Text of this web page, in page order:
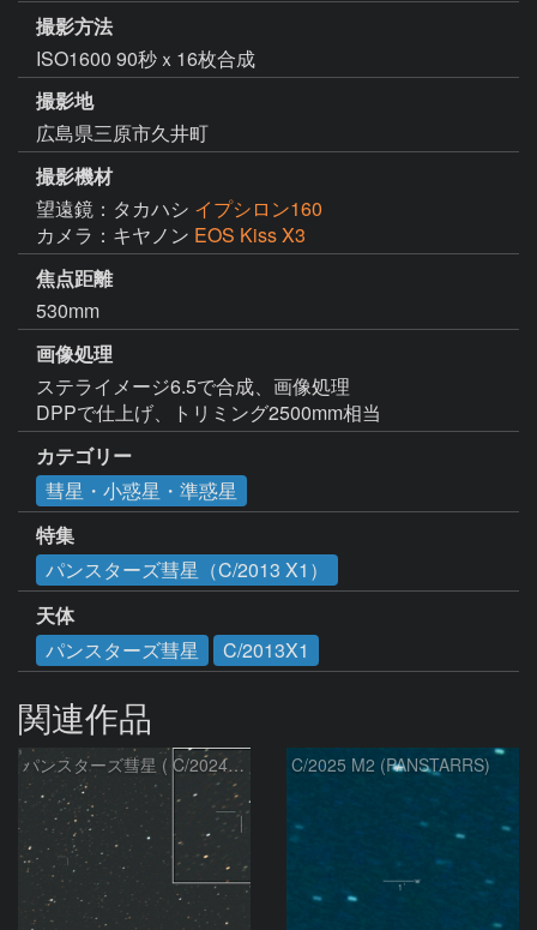
撮影方法
ISO1600 90秒ｘ16枚合成
撮影地
広島県三原市久井町
撮影機材
望遠鏡：タカハシ イプシロン160
カメラ：キヤノン EOS Kiss X3
焦点距離
530mm
画像処理
ステライメージ6.5で合成、画像処理
DPPで仕上げ、トリミング2500mm相当
カテゴリー
彗星・小惑星・準惑星
特集
パンスターズ彗星（C/2013 X1）
天体
パンスターズ彗星
C/2013X1
関連作品
パンスターズ彗星 ( C/2024R4 )：2026/07/27 C/2025 M2 (PANSTARRS)